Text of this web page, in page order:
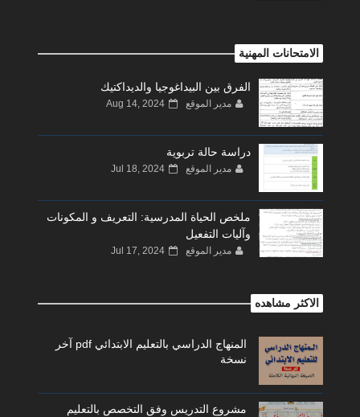
الامتحانات المهنية
الفرق بين البيداغوجيا والديداكتيك
مدير الموقع Aug 14, 2024
دراسة حالة تربوية
مدير الموقع Jul 18, 2024
ملخص الحياة المدرسية: التعريف و المكونات
وآليات التفعيل
مدير الموقع Jul 17, 2024
الاكثر مشاهده
المنهاج الدراسي بالتعليم الابتدائي pdf آخر
نسخة
مشروع التدريس وفق التخصص بالتعليم